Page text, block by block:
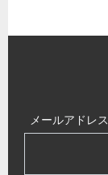
メールアドレス